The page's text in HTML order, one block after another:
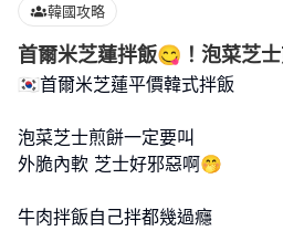
韓國攻略
首爾米芝蓮拌飯😋！泡菜芝
🇰🇷首爾米芝蓮平價韓式拌飯
泡菜芝士煎餅一定要叫
外脆內軟 芝士好邪惡啊🤭
牛肉拌飯自己拌都幾過癮